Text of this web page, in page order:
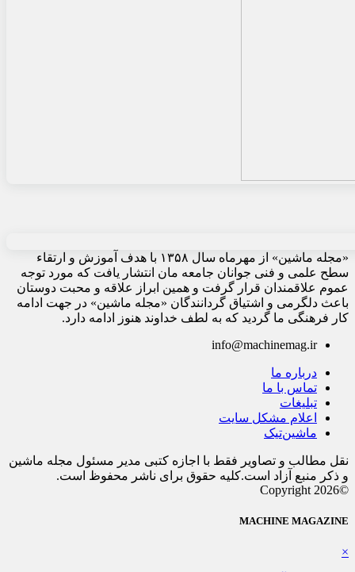
«مجله ماشین» از مهرماه سال ۱۳۵۸ با هدف آموزش و ارتقاء
سطح علمی و فنی جوانان جامعه مان انتشار یافت که مورد توجه
عموم علاقمندان قرار گرفت و همین ابراز علاقه و محبت دوستان
باعث دلگرمی و اشتیاق گردانندگان «مجله ماشین» در جهت ادامه
کار فرهنگی ما گردید که به لطف خداوند هنوز ادامه دارد.
info@machinemag.ir
درباره ما
تماس با ما
تبلیغات
اعلام مشکل سایت
ماشین‌تیک
نقل مطالب و تصاویر فقط با اجازه کتبی مدیر مسئول مجله ماشین
و ذکر منبع آزاد است.کلیه حقوق برای ناشر محفوظ است.
©Copyright 2026
MACHINE MAGAZINE
×